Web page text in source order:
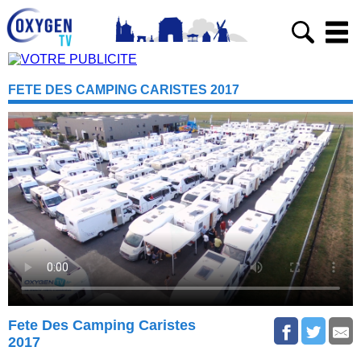
FETE DES CAMPING CARISTES 2017
Fete Des Camping Caristes
2017